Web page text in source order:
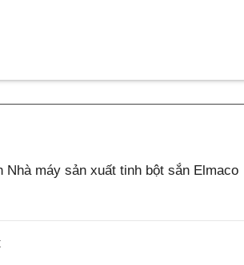
máy sản xuất tinh bột sắn Elmaco